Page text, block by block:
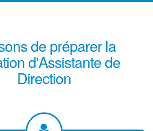
de préparer la
d'Assistante de
Direction